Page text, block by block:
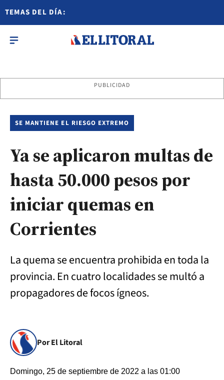
TEMAS DEL DÍA:
PUBLICIDAD
SE MANTIENE EL RIESGO EXTREMO
Ya se aplicaron multas de
hasta 50.000 pesos por
iniciar quemas en
Corrientes
La quema se encuentra prohibida en toda la
provincia. En cuatro localidades se multó a
propagadores de focos ígneos.
Por El Litoral
Domingo, 25 de septiembre de 2022 a las 01:00